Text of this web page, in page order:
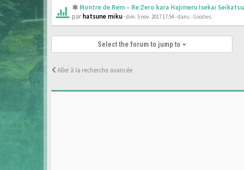
Montre de Rem – Re:Zero kara Hajimeru Isekai Seikatsu
parhatsune miku- dim. 5 nov. 2017 17:54- dans : Goodies
Select the forum to jump to
Aller à la recherche avancée